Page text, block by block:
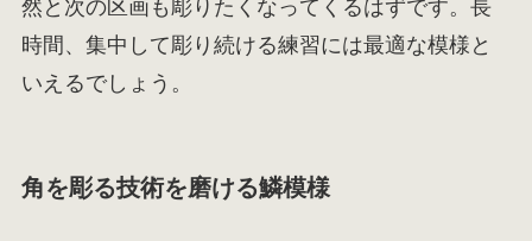
然と次の区画も彫りたくなってくるはずです。長
時間、集中して彫り続ける練習には最適な模様と
いえるでしょう。
角を彫る技術を磨ける鱗模様